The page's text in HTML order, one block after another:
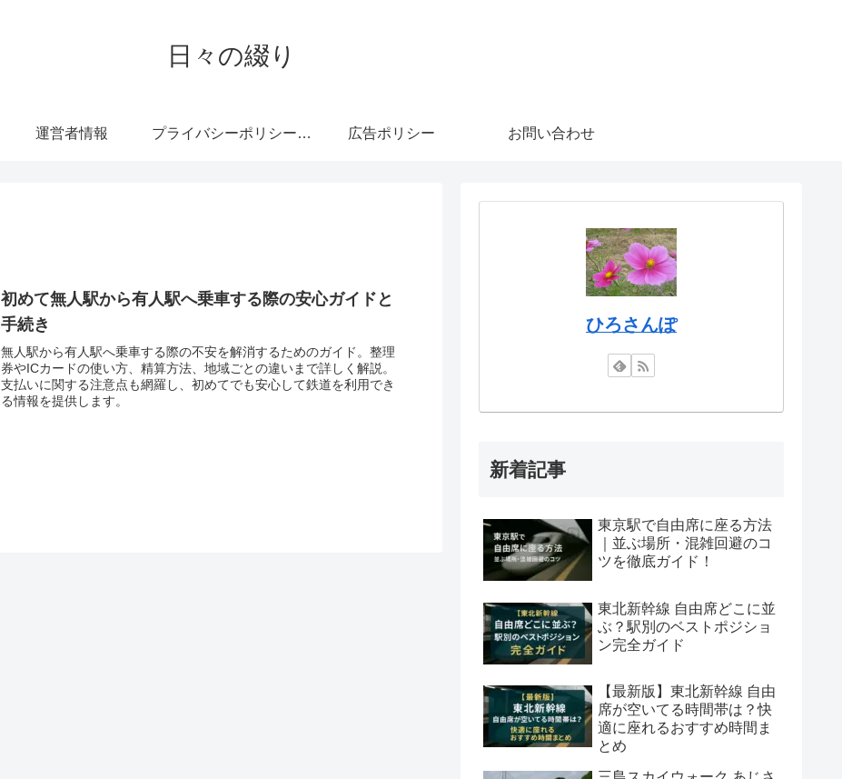
日々の綴り
運営者情報 プライバシーポリシー・免責事項 広告ポリシー お問い合わせ
初めて無人駅から有人駅へ乗車する際の安心ガイドと
手続き
無人駅から有人駅へ乗車する際の不安を解消するためのガイド。整理
券やICカードの使い方、精算方法、地域ごとの違いまで詳しく解説。
支払いに関する注意点も網羅し、初めてでも安心して鉄道を利用でき
る情報を提供します。
ひろさんぽ
新着記事
東京駅で自由席に座る方法
｜並ぶ場所・混雑回避のコ
ツを徹底ガイド！
東北新幹線 自由席どこに並
ぶ？駅別のベストポジショ
ン完全ガイド
【最新版】東北新幹線 自由
席が空いてる時間帯は？快
適に座れるおすすめ時間ま
とめ